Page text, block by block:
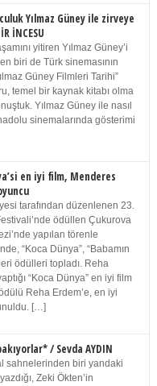
Yılmaz Güney ile zirveye
İNCESU
yitiren Yılmaz Güney’i
biri de Türk sinemasının
Güney Filmleri Tarihi”
temel bir kaynak kitabı olma
Yılmaz Güney ile nasıl
sinemalarında gösterimi
en iyi film, Menderes
tarafından düzenlenen 23.
ödüllen Çukurova
yapılan törenle
“Koca Dünya”, “Babamın
ödülleri topladı. Reha
“Koca Dünya” en iyi film
Reha Erdem’e, en iyi
[…]
/ Sevda AYDIN
sahnelerinden biri yandaki
Zeki Ökten’in